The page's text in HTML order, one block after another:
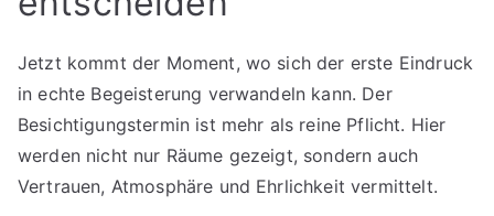
Jetzt kommt der Moment, wo sich der erste Eindruck
in echte Begeisterung verwandeln kann. Der
Besichtigungstermin ist mehr als reine Pflicht. Hier
werden nicht nur Räume gezeigt, sondern auch
Vertrauen, Atmosphäre und Ehrlichkeit vermittelt.